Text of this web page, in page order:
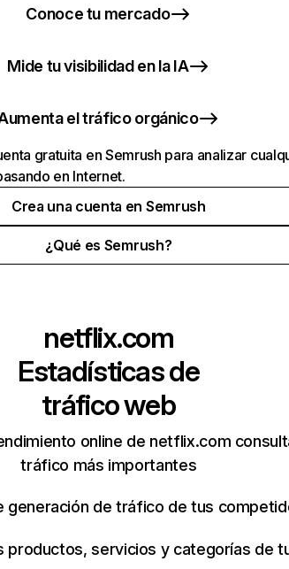
Conoce tu mercado
Mide tu visibilidad en la IA
el tráfico orgánico
gratuita en Semrush para analizar
en Internet.
Crea una cuenta en Semrush
¿Qué es Semrush?
netflix.com
Estadísticas de
tráfico web
online de netflix.com
tráfico más importantes
generación de tráfico de tus
productos, servicios y categorías de